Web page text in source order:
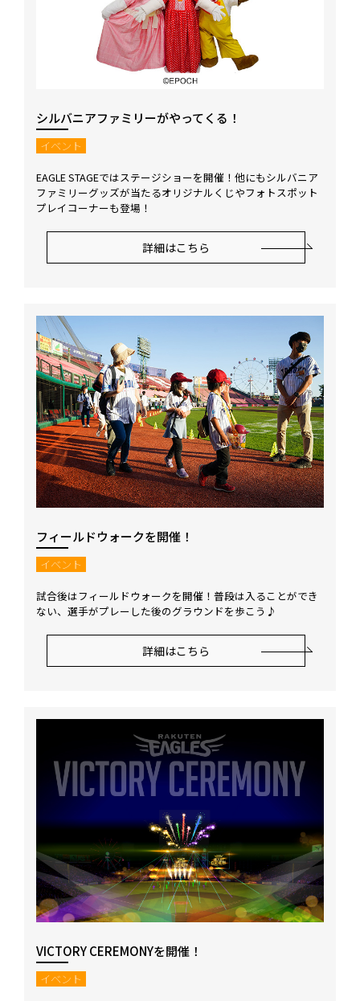
シルバニアファミリーがやってくる！
イベント
EAGLE STAGEではステージショーを開催！他にもシルバニア
ファミリーグッズが当たるオリジナルくじやフォトスポット
プレイコーナーも登場！
詳細はこちら
フィールドウォークを開催！
イベント
試合後はフィールドウォークを開催！普段は入ることができ
ない、選手がプレーした後のグラウンドを歩こう♪
詳細はこちら
VICTORY CEREMONYを開催！
イベント